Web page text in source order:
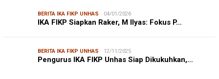
BERITA IKA FIKP UNHAS 04/01/2026
IKA FIKP Siapkan Raker, M Ilyas: Fokus P…
BERITA IKA FIKP UNHAS 12/11/2025
Pengurus IKA FIKP Unhas Siap Dikukuhkan,…